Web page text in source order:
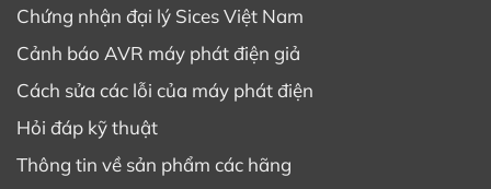
Chứng nhận đại lý Sices Việt Nam
Cảnh báo AVR máy phát điện giả
Cách sửa các lỗi của máy phát điện
Hỏi đáp kỹ thuật
Thông tin về sản phẩm các hãng